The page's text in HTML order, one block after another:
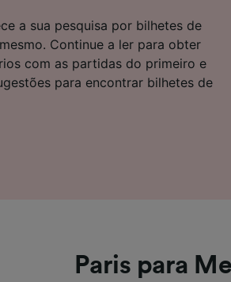
a sua pesquisa por bilhetes de
Continue a ler para obter
com as partidas do primeiro e
para encontrar bilhetes de
Paris para